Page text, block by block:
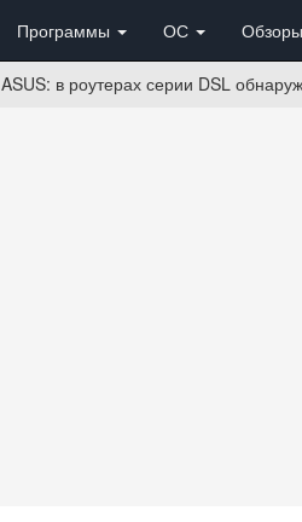
Программы ОС Обзоры
ASUS: в роутерах серии DSL